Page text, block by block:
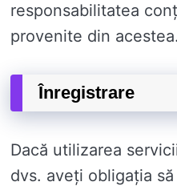
responsabilitatea
provenite din acestea.
Înregistrare
Dacă utilizarea
dvs. aveți obligația